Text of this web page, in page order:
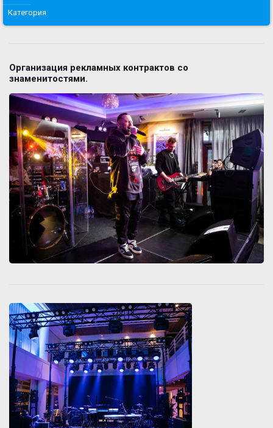
Категория
Организация рекламных контрактов со
знаменитостями.